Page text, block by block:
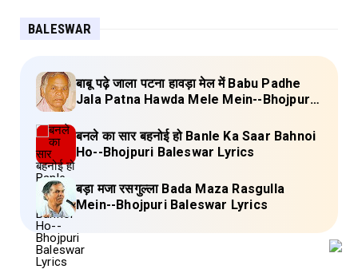
BALESWAR
बाबू पढ़े जाला पटना हावड़ा मेल में Babu Padhe
Jala Patna Hawda Mele Mein--Bhojpuri
बनले का सार बहनोई हो Banle Ka Saar Bahnoi
Ho--Bhojpuri Baleswar Lyrics
बड़ा मजा रसगुल्ला Bada Maza Rasgulla
Mein--Bhojpuri Baleswar Lyrics